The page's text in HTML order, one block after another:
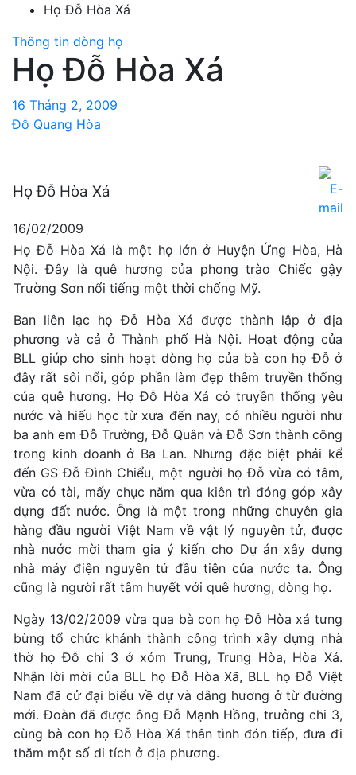
Họ Đỗ Hòa Xá
Thông tin dòng họ
Họ Đỗ Hòa Xá
16 Tháng 2, 2009
Đỗ Quang Hòa
Họ Đỗ Hòa Xá
16/02/2009
Họ Đỗ Hòa Xá là một họ lớn ở Huyện Ứng Hòa, Hà
Nội. Đây là quê hương của phong trào Chiếc gậy
Trường Sơn nổi tiếng một thời chống Mỹ.
Ban liên lạc họ Đỗ Hòa Xá được thành lập ở địa
phương và cả ở Thành phố Hà Nội. Hoạt động của
BLL giúp cho sinh hoạt dòng họ của bà con họ Đỗ ở
đây rất sôi nổi, góp phần làm đẹp thêm truyền thống
của quê hương. Họ Đỗ Hòa Xá có truyền thống yêu
nước và hiếu học từ xưa đến nay, có nhiều người như
ba anh em Đỗ Trường, Đỗ Quân và Đỗ Sơn thành công
trong kinh doanh ở Ba Lan. Nhưng đặc biệt phải kể
đến GS Đỗ Đình Chiểu, một người họ Đỗ vừa có tâm,
vừa có tài, mấy chục năm qua kiên trì đóng góp xây
dựng đất nước. Ông là một trong những chuyên gia
hàng đầu người Việt Nam về vật lý nguyên tử, được
nhà nước mời tham gia ý kiến cho Dự án xây dựng
nhà máy điện nguyên tử đầu tiên của nước ta. Ông
cũng là người rất tâm huyết với quê hương, dòng họ.
Ngày 13/02/2009 vừa qua bà con họ Đỗ Hòa xá tưng
bừng tổ chức khánh thành công trình xây dựng nhà
thờ họ Đỗ chi 3 ở xóm Trung, Trung Hòa, Hòa Xá.
Nhận lời mời của BLL họ Đỗ Hòa Xã, BLL họ Đỗ Việt
Nam đã cử đại biểu về dự và dâng hương ở từ đường
mới. Đoàn đã được ông Đỗ Mạnh Hồng, trưởng chi 3,
cùng bà con họ Đỗ Hòa Xá thân tình đón tiếp, đưa đi
thăm một số di tích ở địa phương.